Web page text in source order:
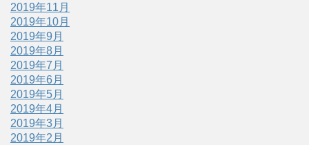
2019年11月
2019年10月
2019年9月
2019年8月
2019年7月
2019年6月
2019年5月
2019年4月
2019年3月
2019年2月